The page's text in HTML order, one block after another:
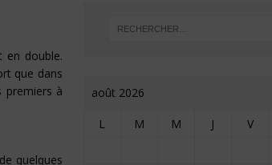
en double.
que dans
premiers à
quelques
août 2026
L M M J V